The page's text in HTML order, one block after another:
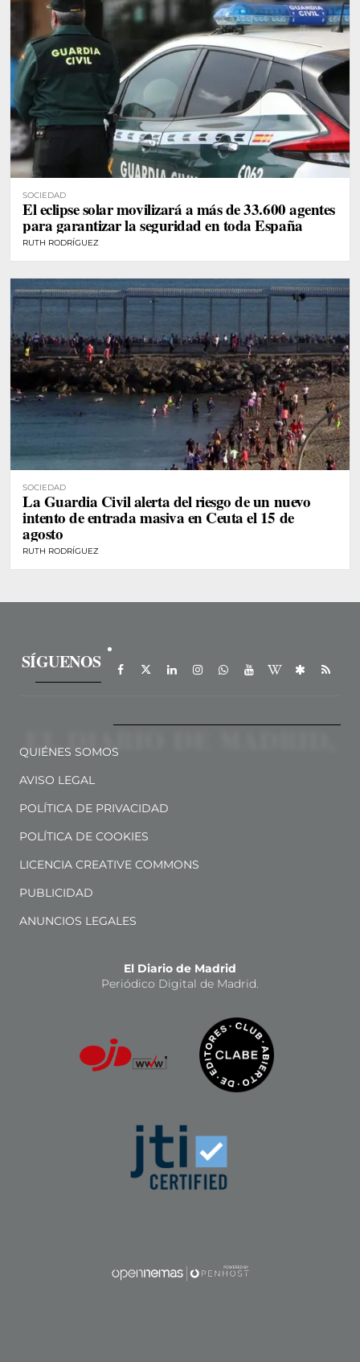
SOCIEDAD
El eclipse solar movilizará a más de 33.600 agentes
para garantizar la seguridad en toda España
RUTH RODRÍGUEZ
SOCIEDAD
La Guardia Civil alerta del riesgo de un nuevo
intento de entrada masiva en Ceuta el 15 de
agosto
RUTH RODRÍGUEZ
SÍGUENOS
QUIÉNES SOMOS
AVISO LEGAL
POLÍTICA DE PRIVACIDAD
POLÍTICA DE COOKIES
LICENCIA CREATIVE COMMONS
PUBLICIDAD
ANUNCIOS LEGALES
El Diario de Madrid
Periódico Digital de Madrid.